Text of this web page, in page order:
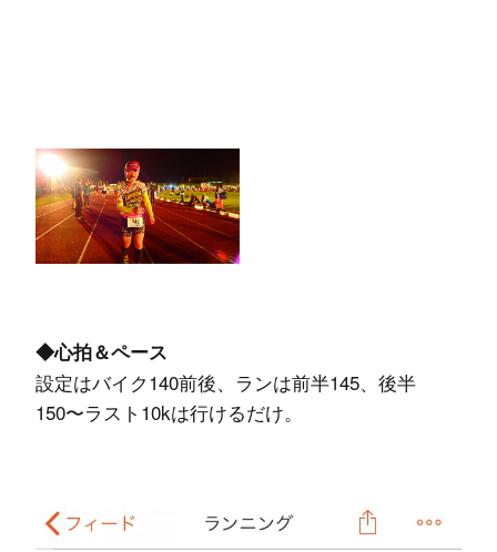
◆心拍＆ペース
設定はバイク140前後、ランは前半145、後半
150〜ラスト10kは行けるだけ。